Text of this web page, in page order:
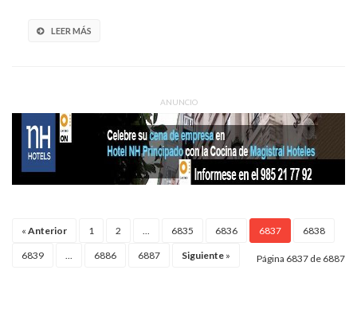
LEER MÁS
ANUNCIO
« Anterior 1 2 6835 6836 6837 6838
6839 6886 6887 Siguiente » Página 6837 de 6887